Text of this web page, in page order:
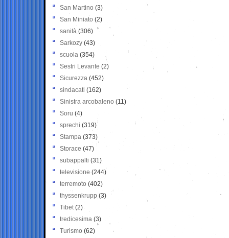
San Martino (3)
San Miniato (2)
sanità (306)
Sarkozy (43)
scuola (354)
Sestri Levante (2)
Sicurezza (452)
sindacati (162)
Sinistra arcobaleno (11)
Soru (4)
sprechi (319)
Stampa (373)
Storace (47)
subappalti (31)
televisione(244)
terremoto (402)
thyssenkrupp (3)
Tibet(2)
tredicesima (3)
Turismo (62)